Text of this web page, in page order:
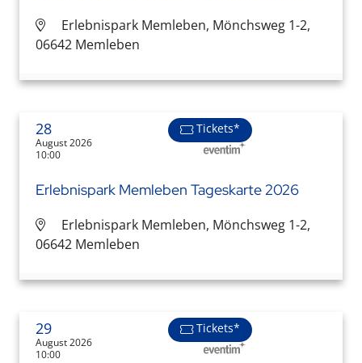
Erlebnispark Memleben, Mönchsweg 1-2,
06642 Memleben
28
August 2026
10:00
Tickets*
Erlebnispark Memleben Tageskarte 2026
Erlebnispark Memleben, Mönchsweg 1-2,
06642 Memleben
29
August 2026
10:00
Tickets*